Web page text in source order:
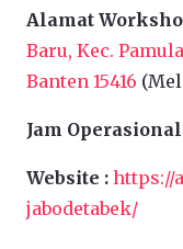
Alamat
Baru, Kec.
Banten 15416
Jam
Website : https://
jabodetabek/